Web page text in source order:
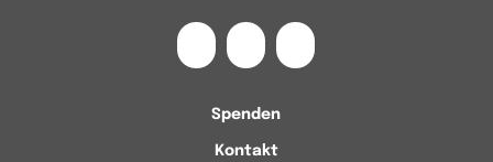
Spenden
Kontakt